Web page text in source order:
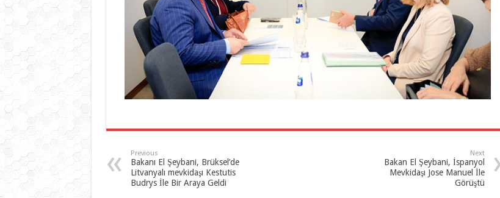
Previous
Bakanı El Şeybani, Brüksel’de
Litvanyalı mevkidaşı Kestutis
Budrys İle Bir Araya Geldi
Next
Bakan El Şeybani, İspanyol
Mevkidaşı Jose Manuel İle
Görüştü